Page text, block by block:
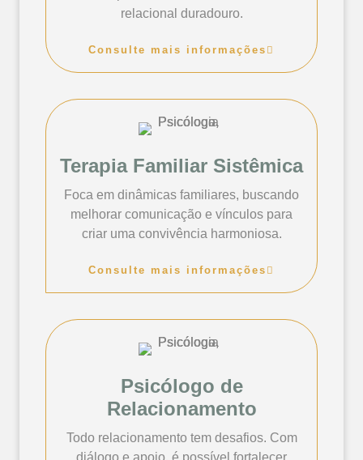
relacional duradouro.
Consulte mais informações
Terapia Familiar Sistêmica
Foca em dinâmicas familiares, buscando
melhorar comunicação e vínculos para
criar uma convivência harmoniosa.
Consulte mais informações
Psicólogo de
Relacionamento
Todo relacionamento tem desafios. Com
diálogo e apoio, é possível fortalecer